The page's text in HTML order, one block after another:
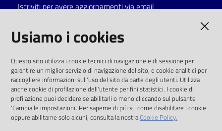
Catalogo
on line
Eventi
Chiedi al
bibliotecario
Iscriviti per avere aggiornamenti via email
solo alle condizioni previste dalla direttiva
comunitaria 2003/98/CE e dal d.lgs. 36/2006
SOCIAL
Instagram
Usiamo i cookies
Questo sito utilizza i cookie tecnici di navigazione e di sessione per
garantire un miglior servizio di navigazione del sito, e cookie analitici per
raccogliere informazioni sull'uso del sito da parte degli utenti. Utilizza
anche cookie di profilazione dell'utente per fini statistici. I cookie di
profilazione puoi decidere se abilitarli o meno cliccando sul pulsante
'Cambia le impostazioni'. Per saperne di più su come disabilitare i cookie
oppure abilitarne solo alcuni, consulta la nostraCookie Policy.